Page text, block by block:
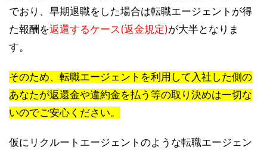
でおり、早期退職をした場合は転職エージェントが得
た報酬を返還するケース(返金規定)が大半となりま
す。
そのため、転職エージェントを利用して入社した側の
あなたが返還金や違約金を払う等の取り決めは一切な
いのでご安心ください。
仮にリクルートエージェントのような転職エージェン